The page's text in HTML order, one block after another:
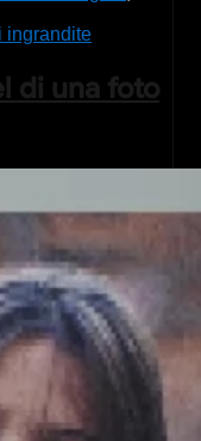
ingrandite
di una foto